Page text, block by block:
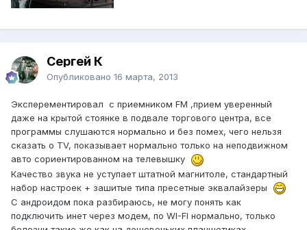
Сергей К
Опубликовано 16 марта, 2013
Эксперементировал с приемником FM ,прием уверенный
даже на крытой стоянке в подвале торгового центра, все
программы слушаются нормально и без помех, чего нельзя
сказать о TV, показывает нормально только на неподвижном
авто сориентированном на телевышку
Качество звука не уступает штатной магнитоле, стандартный
набор настроек + зашитые типа пресетные эквалайзеры
С андроидом пока разбираюсь, не могу понять как
подключить инет через модем, по WI-FI нормально, только